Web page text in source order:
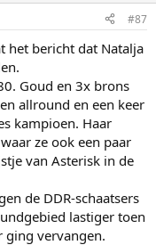
#87
het bericht dat Natalja
Goud en 3x brons
allround en een keer
kampioen. Haar
ze ook een paar
van Asterisk in de
de DDR-schaatsers
lastiger toen
ging vervangen.